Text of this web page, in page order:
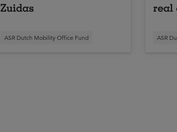
Zuidas
ASR Dutch Mobility Office Fund
real
ASR